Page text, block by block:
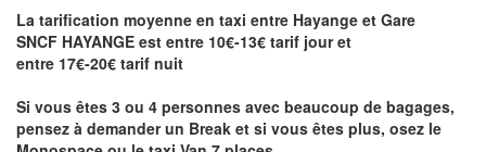
La tarification moyenne en taxi entre Hayange et Gare
SNCF HAYANGE est entre 10€-13€ tarif jour et
entre 17€-20€ tarif nuit
Si vous êtes 3 ou 4 personnes avec beaucoup de bagages,
pensez à demander un Break et si vous êtes plus, osez le